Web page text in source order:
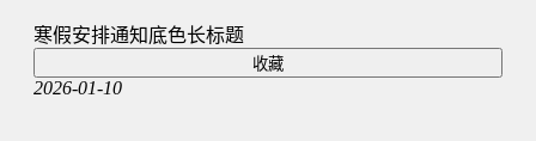
寒假安排通知底色长标题
收藏
2026-01-10